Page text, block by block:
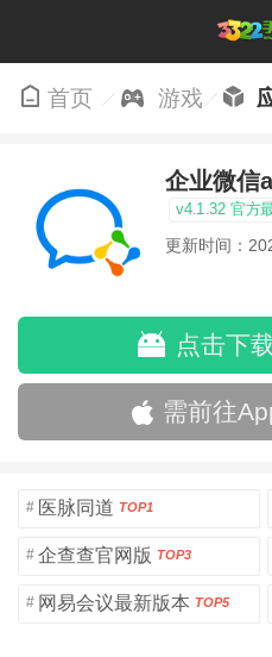
首页 游戏
企业微信
v4.1.32 官方
更新时间：
点击下
需前往
# 医脉同道 TOP1
# 企查查官网版 TOP3
# 网易会议最新版本 TOP5